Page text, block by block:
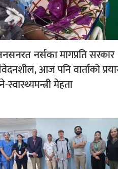
नर्सकामागप्रति सरकार
आज पनि वार्ताको
स्वास्थ्यमन्त्री मेहता